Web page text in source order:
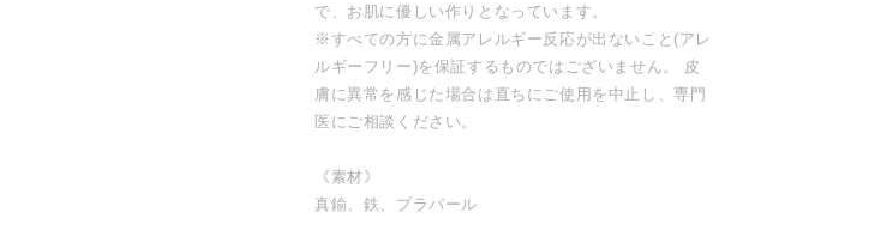
で、お肌に優しい作りとなっています。
※すべての方に金属アレルギー反応が出ないこと(アレ
ルギーフリー)を保証するものではございません。 皮
膚に異常を感じた場合は直ちにご使用を中止し、専門
医にご相談ください。
《素材》
真鍮、鉄、プラパール